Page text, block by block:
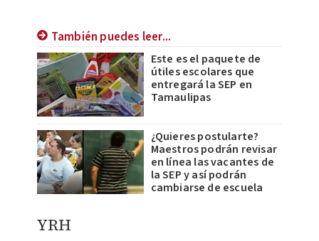
También puedes leer...
Este es el paquete de
útiles escolares que
entregará la SEP en
Tamaulipas
¿Quieres postularte?
Maestros podrán revisar
en línea las vacantes de
la SEP y así podrán
cambiarse de escuela
YRH